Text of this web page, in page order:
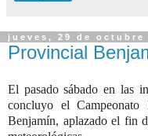
jueves, 29 de octubre
Provincial
El pasado sábado en las
concluyo el
Benjamín, aplazado el fin